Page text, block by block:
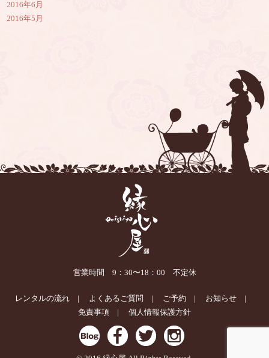
2016年6月
2016年5月
営業時間 9：30〜18：00 不定休
レンタルの流れ よくあるご質問 ご予約
お知らせ
免責事項
個人情報保護方針